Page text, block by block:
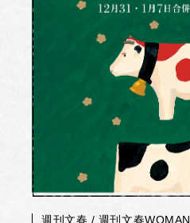
週刊文春 / 週刊文春WOMAN